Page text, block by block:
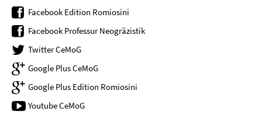
Facebook Edition Romiosini
Facebook Professur Neogräzistik
Twitter CeMoG
Google Plus CeMoG
Google Plus Edition Romiosini
Youtube CeMoG